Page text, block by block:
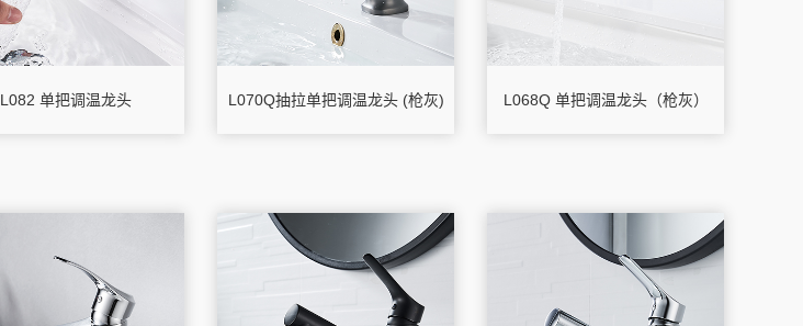
L082 单把调温龙头 L070Q抽拉单把调温龙头 (枪灰) L068Q 单把调温龙头（枪灰）